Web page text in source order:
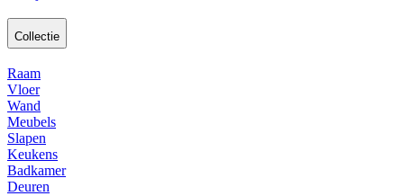
Collectie
Raam
Vloer
Wand
Meubels
Slapen
Keukens
Badkamer
Deuren